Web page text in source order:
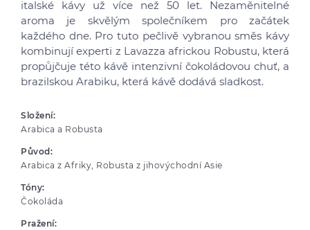
italské kávy už více než 50 let. Nezaměnitelné
aroma je skvělým společníkem pro začátek
každého dne. Pro tuto pečlivě vybranou směs kávy
kombinují experti z Lavazza africkou Robustu, která
propůjčuje této kávě intenzivní čokoládovou chuť, a
brazilskou Arabiku, která kávě dodává sladkost.
Složení:
Arabica a Robusta
Původ:
Arabica z Afriky, Robusta z jihovýchodní Asie
Tóny:
Čokoláda
Pražení: